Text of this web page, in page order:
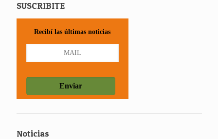
SUSCRIBITE
Recibí las últimas noticias
Noticias